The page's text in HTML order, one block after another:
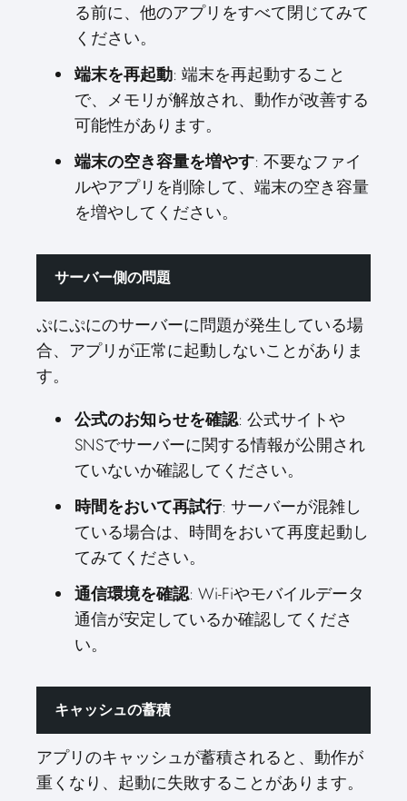
る前に、他のアプリをすべて閉じてみて
ください。
端末を再起動: 端末を再起動すること
で、メモリが解放され、動作が改善する
可能性があります。
端末の空き容量を増やす: 不要なファイ
ルやアプリを削除して、端末の空き容量
を増やしてください。
サーバー側の問題
ぷにぷにのサーバーに問題が発生している場
合、アプリが正常に起動しないことがありま
す。
公式のお知らせを確認: 公式サイトや
SNSでサーバーに関する情報が公開され
ていないか確認してください。
時間をおいて再試行: サーバーが混雑し
ている場合は、時間をおいて再度起動し
てみてください。
通信環境を確認: Wi-Fiやモバイルデータ
通信が安定しているか確認してくださ
い。
キャッシュの蓄積
アプリのキャッシュが蓄積されると、動作が
重くなり、起動に失敗することがあります。